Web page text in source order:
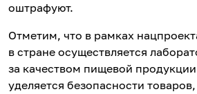
оштрафуют.
Отметим, что в рамках
в стране осуществляется
за качеством пищевой
уделяется безопасности